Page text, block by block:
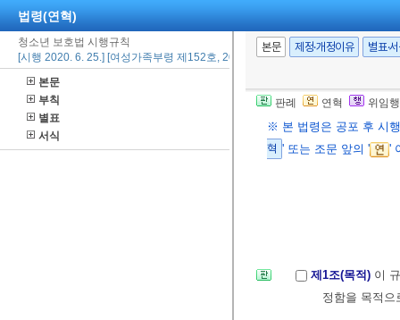
법령(연혁)
청소년 보호법 시행규칙
[시행 2020. 6. 25.] [여성가족부령 제152호, 2020. 6. 25., 일부개정]
본문
부칙
별표
서식
본문 제정·개정이유 별표·
판례 연혁 위임
※ 본 법령은 공포 후 시
혁 ' 또는 조문 앞의 ' '
제1조(목적) 이
정함을 목적으